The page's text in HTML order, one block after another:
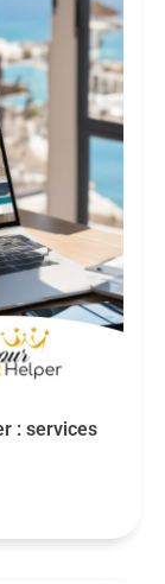
: services